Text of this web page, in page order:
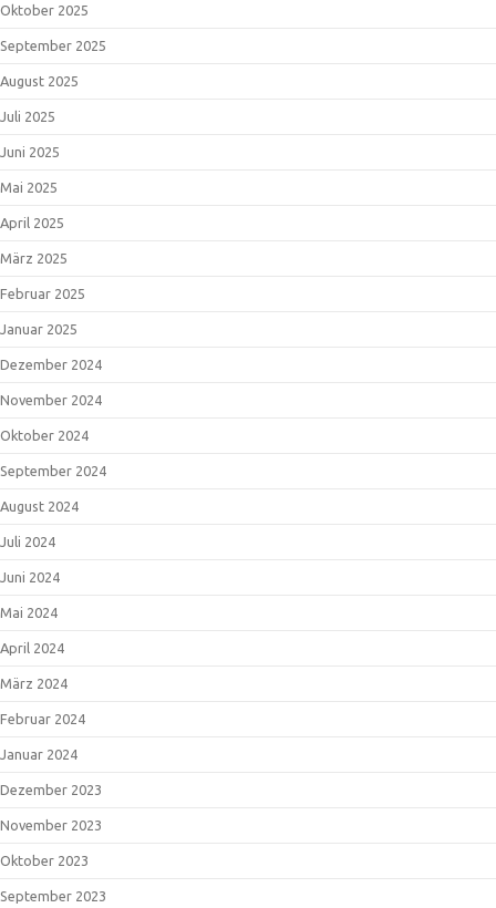
Oktober 2025
September 2025
August 2025
Juli 2025
Juni 2025
Mai 2025
April 2025
März 2025
Februar 2025
Januar 2025
Dezember 2024
November 2024
Oktober 2024
September 2024
August 2024
Juli 2024
Juni 2024
Mai 2024
April 2024
März 2024
Februar 2024
Januar 2024
Dezember 2023
November 2023
Oktober 2023
September 2023